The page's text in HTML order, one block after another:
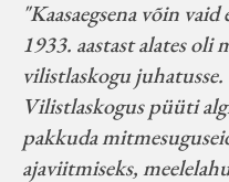
"Kaasaegsena võin
1933. aastast alates oli
vilistlaskogu
Vilistlaskogus püüti
pakkuda
ajaviitmiseks,